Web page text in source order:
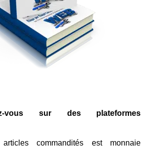
vous sur des plateformes
commandités est monnaie